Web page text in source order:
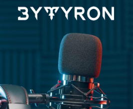
Skip to main content